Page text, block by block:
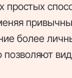
простых
более